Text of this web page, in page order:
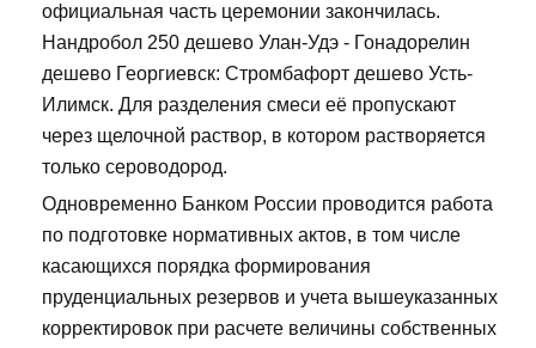
официальная часть церемонии закончилась.
Нандробол 250 дешево Улан-Удэ - Гонадорелин
дешево Георгиевск: Стромбафорт дешево Усть-
Илимск. Для разделения смеси её пропускают
через щелочной раствор, в котором растворяется
только сероводород.
Одновременно Банком России проводится работа
по подготовке нормативных актов, в том числе
касающихся порядка формирования
пруденциальных резервов и учета вышеуказанных
корректировок при расчете величины собственных